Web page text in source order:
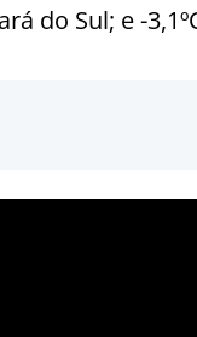
do Sul; e -